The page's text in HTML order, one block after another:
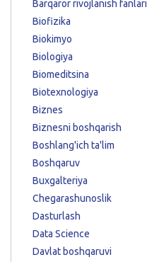
Barqaror rivojlanish fanlari
Biofizika
Biokimyo
Biologiya
Biomeditsina
Biotexnologiya
Biznes
Biznesni boshqarish
Boshlang'ich ta'lim
Boshqaruv
Buxgalteriya
Chegarashunoslik
Dasturlash
Data Science
Davlat boshqaruvi